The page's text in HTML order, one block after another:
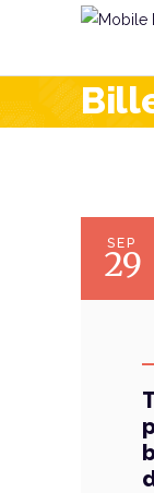
SEP
29